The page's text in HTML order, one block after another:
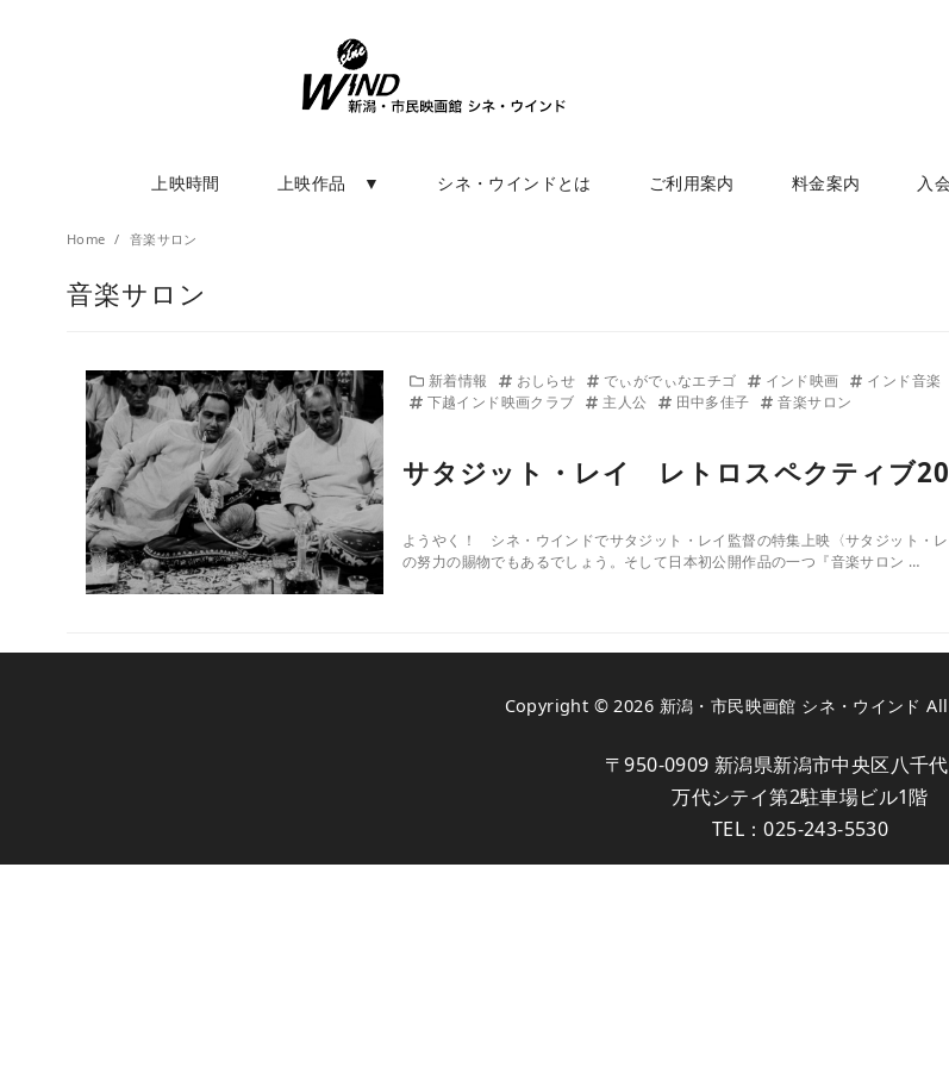
上映時間 上映作品 ▼ シネ・ウインドとは ご利用案内 料金案内 入
Home 音楽サロン
音楽サロン
新着情報 おしらせ でぃがでぃなエチゴ インド映画 インド音楽
下越インド映画クラブ
主人公 田中多佳子 音楽サロン
サタジット・レイ レトロスペクティブ
ようやく！ シネ・ウインドでサタジット・レイ監督の特集上映〈サタジット
の努力の賜物でもあるでしょう。そして日本初公開作品の一つ『音楽サロン …
Copyright © 2026 新潟・市民映画館 シネ・ウインド
〒950-0909 新潟県新潟市中央区八千
万代シテイ第2駐車場ビル1階
TEL：025-243-5530